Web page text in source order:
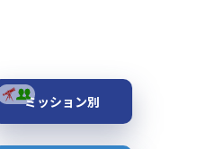
ミッション別